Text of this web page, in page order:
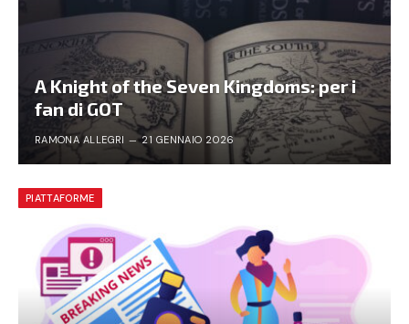
A Knight of the Seven Kingdoms: per i
fan di GOT
RAMONA ALLEGRI 21 GENNAIO 2026
PIATTAFORME